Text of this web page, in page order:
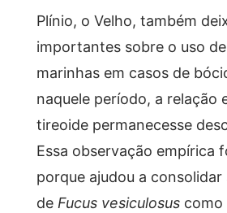
Plínio, o Velho, também
importantes sobre o uso
marinhas em casos de
naquele período, a relação
tireoide permanecesse
Essa observação empírica
porque ajudou a
de Fucus vesiculosuscomo